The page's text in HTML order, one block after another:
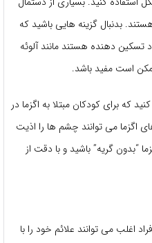
بدنبال گزینه هایی باشید که
تسکین دهنده هستند مانند آلوئه
است مفید باشد.
که برای کودکان مبتلا به اگزما در
اگزما می توانند چشم ها را اذیت
“بدون گریه” باشید و با دقت از
اغلب می توانند علائم خود را با